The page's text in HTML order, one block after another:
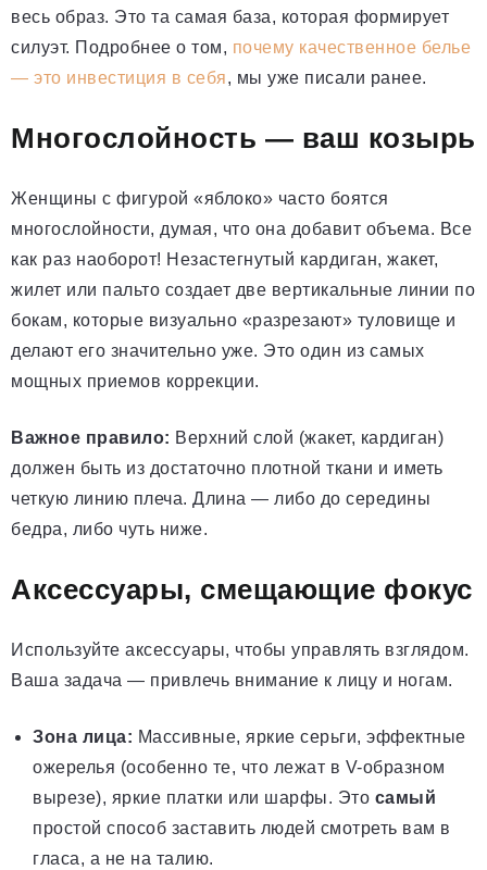
весь образ. Это та самая база, которая формирует
силуэт. Подробнее о том, почему качественное белье
— это инвестиция в себя, мы уже писали ранее.
Многослойность — ваш козырь
Женщины с фигурой «яблоко» часто боятся
многослойности, думая, что она добавит объема. Все
как раз наоборот! Незастегнутый кардиган, жакет,
жилет или пальто создает две вертикальные линии по
бокам, которые визуально «разрезают» туловище и
делают его значительно уже. Это один из самых
мощных приемов коррекции.
Важное правило: Верхний слой (жакет, кардиган)
должен быть из достаточно плотной ткани и иметь
четкую линию плеча. Длина — либо до середины
бедра, либо чуть ниже.
Аксессуары, смещающие фокус
Используйте аксессуары, чтобы управлять взглядом.
Ваша задача — привлечь внимание к лицу и ногам.
Зона лица: Массивные, яркие серьги, эффектные
ожерелья (особенно те, что лежат в V-образном
вырезе), яркие платки или шарфы. Это самый
простой способ заставить людей смотреть вам в
гласа, а не на талию.